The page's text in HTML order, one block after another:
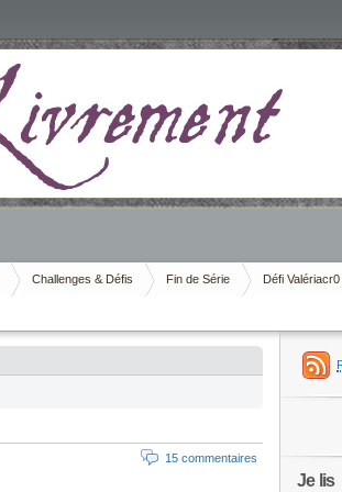
Challenges & Défis Fin de Série Défi Valériacr0
15 commentaires
Je lis